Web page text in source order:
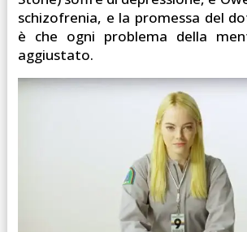
schizofrenia, e la promessa del
è che ogni problema della
aggiustato.